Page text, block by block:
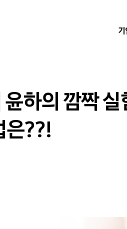
하의 깜짝
은??!